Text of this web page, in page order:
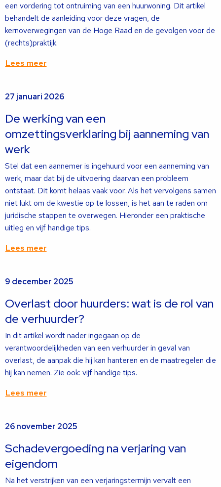
een vordering tot ontruiming van een huurwoning. Dit artikel
behandelt de aanleiding voor deze vragen, de
kernoverwegingen van de Hoge Raad en de gevolgen voor de
(rechts)praktijk.
Lees meer
meer
27 januari 2026
De werking van een
omzettingsverklaring bij aanneming van
werk
Stel dat een aannemer is ingehuurd voor een aanneming van
werk, maar dat bij de uitvoering daarvan een probleem
ontstaat. Dit komt helaas vaak voor. Als het vervolgens samen
niet lukt om de kwestie op te lossen, is het aan te raden om
juridische stappen te overwegen. Hieronder een praktische
uitleg en vijf handige tips.
Lees meer
meer
9 december 2025
Overlast door huurders: wat is de rol van
de verhuurder?
In dit artikel wordt nader ingegaan op de
verantwoordelijkheden van een verhuurder in geval van
overlast, de aanpak die hij kan hanteren en de maatregelen die
hij kan nemen. Zie ook: vijf handige tips.
Lees meer
meer
26 november 2025
Schadevergoeding na verjaring van
eigendom
Na het verstrijken van een verjaringstermijn vervalt een